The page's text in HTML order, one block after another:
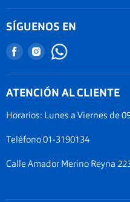
Seguimiento de Pedido
Nuestro blog
Documentos Electronicos Topsa
Promociones
Políticas de Envío
Política de privacidad
Legal de cookies
SÍGUENOS EN
Encuéntranos
Encuéntranos
ATENCIÓN AL CLIENTE
Horarios: Lunes a Viernes de
Teléfono 01-3190134
Calle Amador Merino Reyna